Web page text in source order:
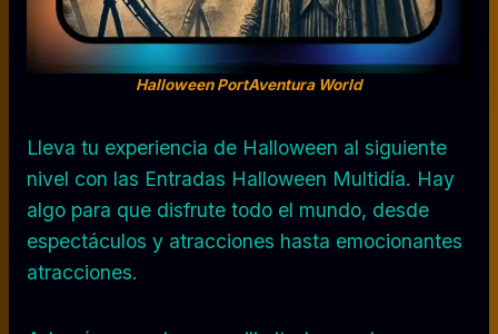
Halloween PortAventura World
Lleva tu experiencia de Halloween al siguiente
nivel con las Entradas Halloween Multidía. Hay
algo para que disfrute todo el mundo, desde
espectáculos y atracciones hasta emocionantes
atracciones.